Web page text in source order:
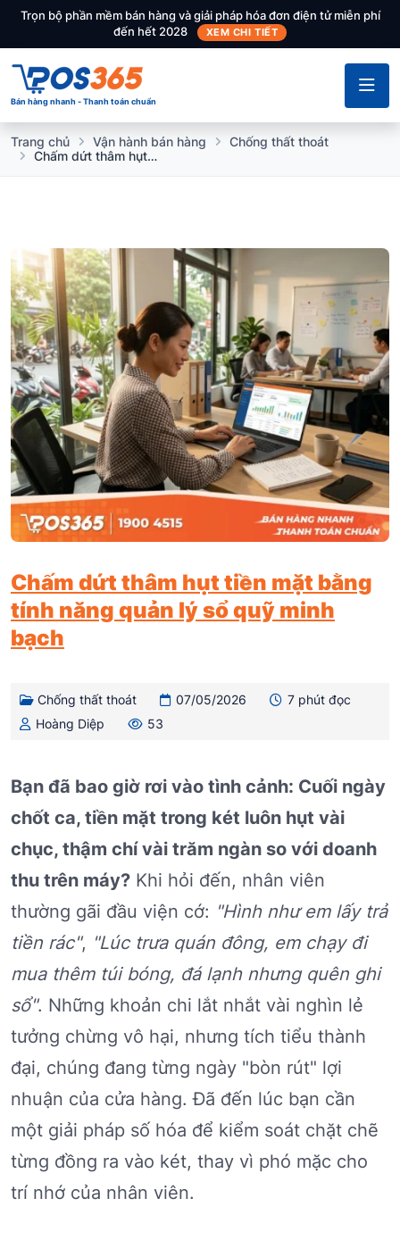
Trọn bộ phần mềm bán hàng và giải pháp hóa đơn điện tử miễn phí
đến hết 2028
XEM CHI TIẾT
Bán hàng nhanh - Thanh toán chuẩn
Trang chủ Vận hành bán hàng
Chống thất thoát
Chấm dứt thâm hụt tiền mặt bằng tính năng quản lý sổ quỹ minh bạch
Chấm dứt thâm hụt tiền mặt bằng
tính năng quản lý sổ quỹ minh
bạch
Chống thất thoát 07/05/2026
7 phút đọc
Hoàng Diệp
53
Bạn đã bao giờ rơi vào tình cảnh: Cuối ngày
chốt ca, tiền mặt trong két luôn hụt vài
chục, thậm chí vài trăm ngàn so với doanh
thu trên máy? Khi hỏi đến, nhân viên
thường gãi đầu viện cớ: "Hình như em lấy trả
tiền rác", "Lúc trưa quán đông, em chạy đi
mua thêm túi bóng, đá lạnh nhưng quên ghi
sổ". Những khoản chi lắt nhắt vài nghìn lẻ
tưởng chừng vô hại, nhưng tích tiểu thành
đại, chúng đang từng ngày "bòn rút" lợi
nhuận của cửa hàng. Đã đến lúc bạn cần
một giải pháp số hóa để kiểm soát chặt chẽ
từng đồng ra vào két, thay vì phó mặc cho
trí nhớ của nhân viên.